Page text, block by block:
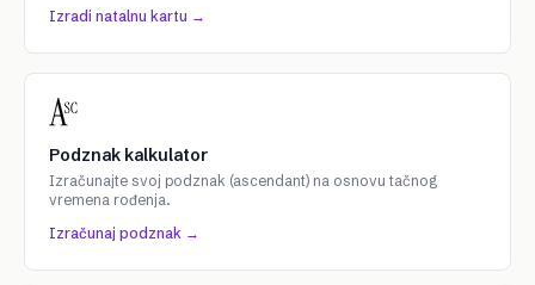
Izradi natalnu kartu →
Podznak kalkulator
Izračunajte svoj podznak (ascendant) na osnovu tačnog
vremena rođenja.
Izračunaj podznak →